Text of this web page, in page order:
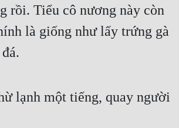
rồi. Tiểu cô nương này còn
là giống như lấy trứng gà
lạnh một tiếng, quay người